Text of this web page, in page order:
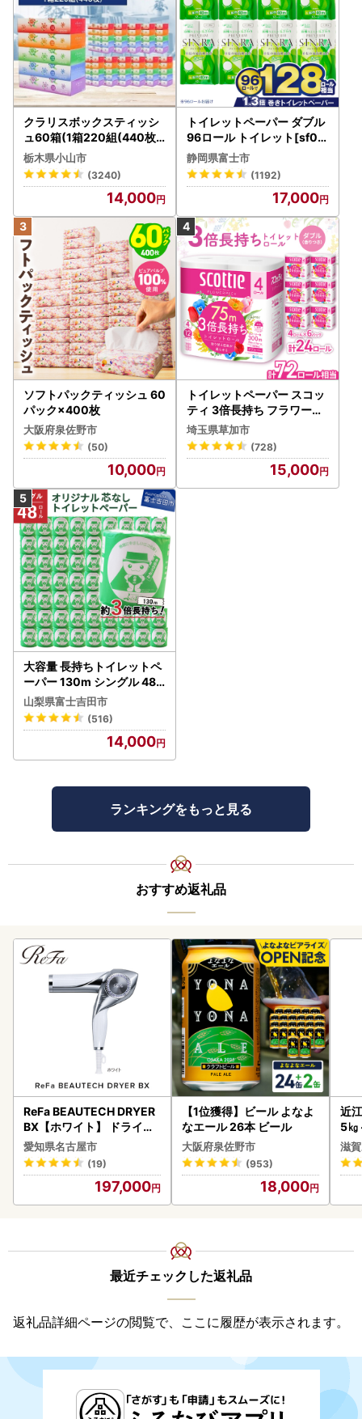
クラリスボックスティッシ
ュ60箱(1箱220組(440枚))
(5個入り×12セット)【配送
不可地域：離島・沖縄県】
【1256759】
栃木県小山市
(3240)
14,000
トイレットペーパー ダブル
96ロール トイレット[sf00
1-012]
静岡県富士市
(1192)
17,000
ソフトパックティッシュ 60
パック×400枚
大阪府泉佐野市
(50)
10,000
トイレットペーパー スコッ
ティ 3倍長持ち フラワーパ
ック 4ロール×6P
埼玉県草加市
(728)
15,000
大容量 長持ちトイレットペ
ーパー 130m シングル 48R
芯なし 3倍巻 トイレット
山梨県富士吉田市
(516)
14,000
ランキングをもっと見る
おすすめ返礼品
ReFa BEAUTECH DRYER
BX【ホワイト】 ドライヤ
ー 美容 家電 ドライヤー リ
ファ
愛知県名古屋市
(19)
197,000
【1位獲得】ビール よなよ
なエール 26本 ビール
大阪府泉佐野市
(953)
18,000
近
5㎏
菜
滋
最近チェックした返礼品
返礼品詳細ページの閲覧で、ここに履歴が表示されます。